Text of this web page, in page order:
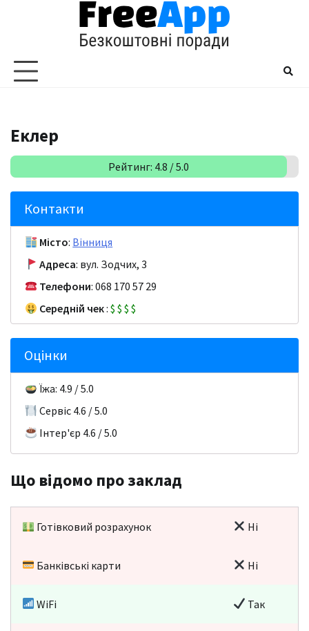
Еклер
Рейтинг: 4.8 / 5.0
Контакти
Місто: Вінниця
Адреса: вул. Зодчих, 3
Телефони: 068 170 57 29
Середній чек:$ $ $ $
Оцінки
Їжа: 4.9 / 5.0
Сервіс 4.6 / 5.0
Інтер'єр 4.6 / 5.0
Що відомо про заклад
Готівковий розрахунок Ні
Банківські карти Ні
WiFi Так